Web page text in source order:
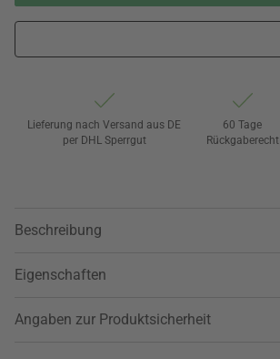
Lieferung nach Versand aus DE
per DHL Sperrgut
60 Tage
Rückgaberecht
Beschreibung
Eigenschaften
Angaben zur Produktsicherheit